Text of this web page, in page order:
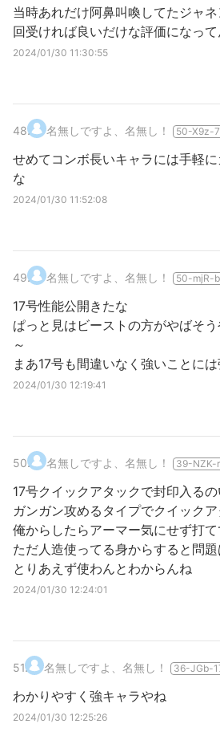
当時あれだけ阿鼻叫喚してたジャ
回受ければ良いだけな評価になっ
2024/01/30 11:30:55
48. 名無しですよ、名無し！ 50-X9z-
せめてコンボ長いキャラには手軽
な
2024/01/30 11:52:08
49. 名無しですよ、名無し！ 50-mjR-
17号性能公開きたな
ぱっと見はビーストの方がやばそ
～
まあ17号も間違いなく強いことに
2024/01/30 12:19:41
50. 名無しですよ、名無し！ 39-NZK-
17号クイックアタックで封印入る
ガンガン攻めるタイプでクイック
俺からしたらアーマー気にせず打
ただ人造使ってる身からすると問
とりあえず使わんとわからんね
2024/01/30 12:24:01
51. 名無しですよ、名無し！ 36-JGb-
わかりやすく強キャラやね
2024/01/30 12:25:26